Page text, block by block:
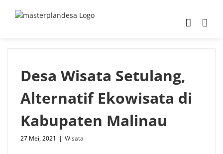
Desa Wisata Setulang,
Alternatif Ekowisata di
Kabupaten Malinau
27 Mei, 2021 | Wisata